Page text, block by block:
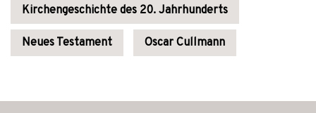
Kirchengeschichte des 20. Jahrhunderts
Neues Testament Oscar Cullmann